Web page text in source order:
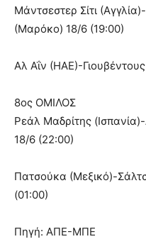
Μάντσεστερ Σίτι
(Μαρόκο) 18/6 (19:00)
Αλ Αΐν (ΗΑΕ)-
8ος ΟΜΙΛΟΣ
Ρεάλ Μαδρίτης
18/6 (22:00)
Πατσούκα (Μεξικό)-
(01:00)
Πηγή: ΑΠΕ-ΜΠΕ